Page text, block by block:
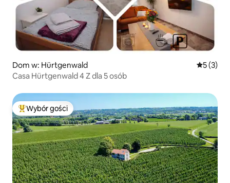
Dom w: Hürtgenwald Średnia
5 (3)
Casa Hürtgenwald 4 Z dla 5 osób
Najpopularniejsze z kategorii Wybór gości
Wybór gości